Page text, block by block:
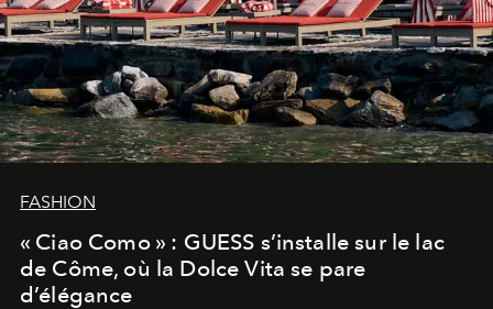
FASHION
« Ciao Como » : GUESS s’installe sur le lac
de Côme, où la Dolce Vita se pare
d’élégance